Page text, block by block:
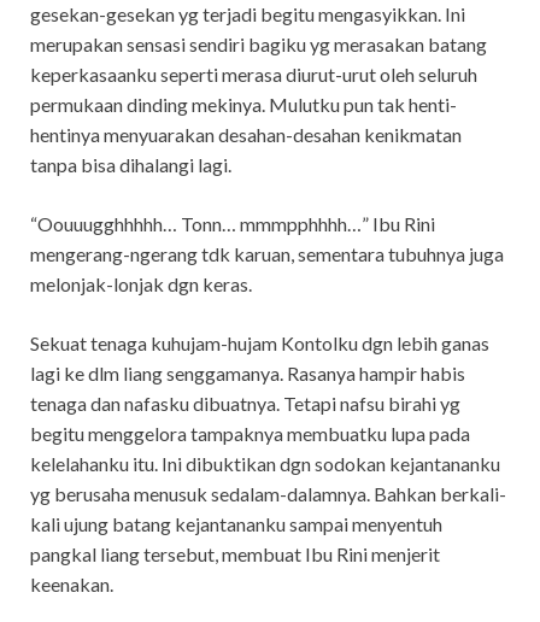
gesekan-gesekan yg terjadi begitu mengasyikkan. Ini
merupakan sensasi sendiri bagiku yg merasakan batang
keperkasaanku seperti merasa diurut-urut oleh seluruh
permukaan dinding mekinya. Mulutku pun tak henti-
hentinya menyuarakan desahan-desahan kenikmatan
tanpa bisa dihalangi lagi.
“Oouuugghhhhh… Tonn… mmmpphhhh…” Ibu Rini
mengerang-ngerang tdk karuan, sementara tubuhnya juga
melonjak-lonjak dgn keras.
Sekuat tenaga kuhujam-hujam Kontolku dgn lebih ganas
lagi ke dlm liang senggamanya. Rasanya hampir habis
tenaga dan nafasku dibuatnya. Tetapi nafsu birahi yg
begitu menggelora tampaknya membuatku lupa pada
kelelahanku itu. Ini dibuktikan dgn sodokan kejantananku
yg berusaha menusuk sedalam-dalamnya. Bahkan berkali-
kali ujung batang kejantananku sampai menyentuh
pangkal liang tersebut, membuat Ibu Rini menjerit
keenakan.